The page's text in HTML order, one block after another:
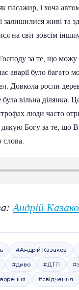
пасажир, і хоча
залишилися живі та
на світ зовсім
за те, що можу
аварії було багато
Довкола росли
була вільна ділянка.
люди часто
Богу за те, що
слова.
Андрій
#Андрій Казаков
#диво #ДТП
#свідчення